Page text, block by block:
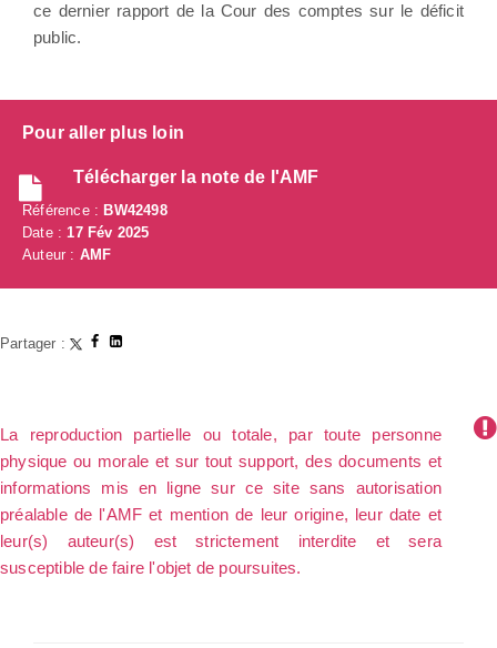
ce dernier rapport de la Cour des comptes sur le déficit
public.
Pour aller plus loin
Télécharger la note de l'AMF
Référence : BW42498
Date :17 Fév 2025
Auteur : AMF
Partager :
La reproduction partielle ou totale, par toute personne
physique ou morale et sur tout support, des documents et
informations mis en ligne sur ce site sans autorisation
préalable de l'AMF et mention de leur origine, leur date et
leur(s) auteur(s) est strictement interdite et sera
susceptible de faire l'objet de poursuites.